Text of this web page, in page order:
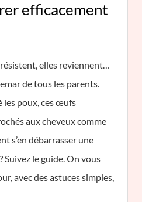
efficacement
résistent, elles reviennent…
de tous les parents.
les poux, ces œufs
aux cheveux comme
s’en débarrasser une
le guide. On vous
avec des astuces simples,